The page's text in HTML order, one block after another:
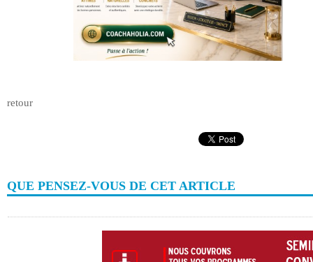
retour
QUE PENSEZ-VOUS DE CET ARTICLE